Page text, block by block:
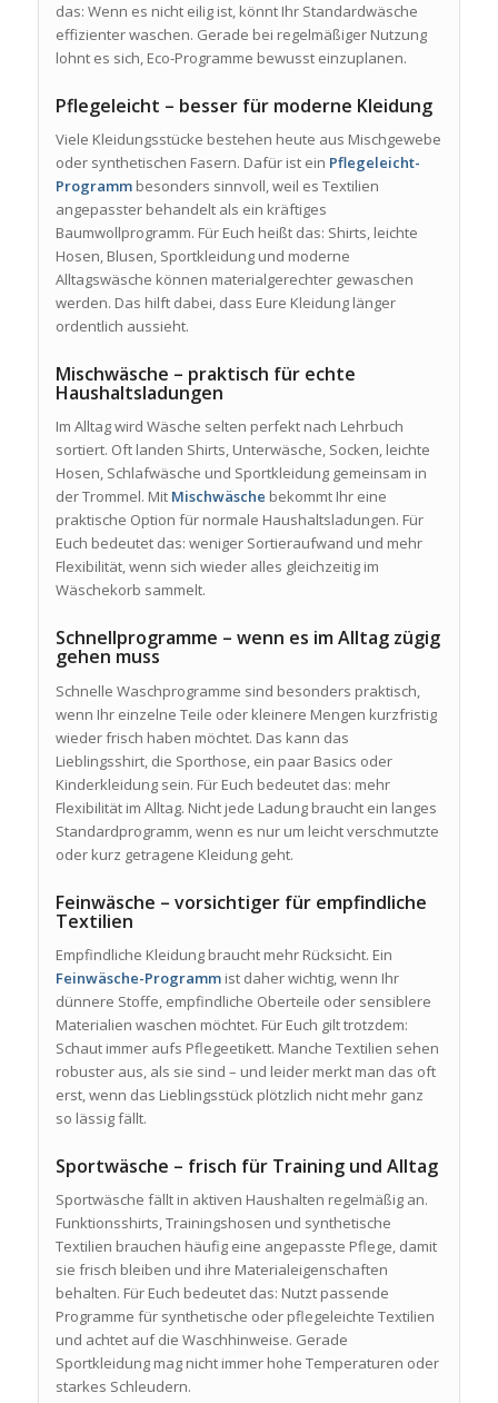
das: Wenn es nicht eilig ist, könnt Ihr Standardwäsche
effizienter waschen. Gerade bei regelmäßiger Nutzung
lohnt es sich, Eco-Programme bewusst einzuplanen.
Pflegeleicht – besser für moderne Kleidung
Viele Kleidungsstücke bestehen heute aus Mischgewebe
oder synthetischen Fasern. Dafür ist ein Pflegeleicht-
Programmbesonders sinnvoll, weil es Textilien
angepasster behandelt als ein kräftiges
Baumwollprogramm. Für Euch heißt das: Shirts, leichte
Hosen, Blusen, Sportkleidung und moderne
Alltagswäsche können materialgerechter gewaschen
werden. Das hilft dabei, dass Eure Kleidung länger
ordentlich aussieht.
Mischwäsche – praktisch für echte
Haushaltsladungen
Im Alltag wird Wäsche selten perfekt nach Lehrbuch
sortiert. Oft landen Shirts, Unterwäsche, Socken, leichte
Hosen, Schlafwäsche und Sportkleidung gemeinsam in
der Trommel. Mit Mischwäsche bekommt Ihr eine
praktische Option für normale Haushaltsladungen. Für
Euch bedeutet das: weniger Sortieraufwand und mehr
Flexibilität, wenn sich wieder alles gleichzeitig im
Wäschekorb sammelt.
Schnellprogramme – wenn es im Alltag zügig
gehen muss
Schnelle Waschprogramme sind besonders praktisch,
wenn Ihr einzelne Teile oder kleinere Mengen kurzfristig
wieder frisch haben möchtet. Das kann das
Lieblingsshirt, die Sporthose, ein paar Basics oder
Kinderkleidung sein. Für Euch bedeutet das: mehr
Flexibilität im Alltag. Nicht jede Ladung braucht ein langes
Standardprogramm, wenn es nur um leicht verschmutzte
oder kurz getragene Kleidung geht.
Feinwäsche – vorsichtiger für empfindliche
Textilien
Empfindliche Kleidung braucht mehr Rücksicht. Ein
Feinwäsche-Programmist daher wichtig, wenn Ihr
dünnere Stoffe, empfindliche Oberteile oder sensiblere
Materialien waschen möchtet. Für Euch gilt trotzdem:
Schaut immer aufs Pflegeetikett. Manche Textilien sehen
robuster aus, als sie sind – und leider merkt man das oft
erst, wenn das Lieblingsstück plötzlich nicht mehr ganz
so lässig fällt.
Sportwäsche – frisch für Training und Alltag
Sportwäsche fällt in aktiven Haushalten regelmäßig an.
Funktionsshirts, Trainingshosen und synthetische
Textilien brauchen häufig eine angepasste Pflege, damit
sie frisch bleiben und ihre Materialeigenschaften
behalten. Für Euch bedeutet das: Nutzt passende
Programme für synthetische oder pflegeleichte Textilien
und achtet auf die Waschhinweise. Gerade
Sportkleidung mag nicht immer hohe Temperaturen oder
starkes Schleudern.